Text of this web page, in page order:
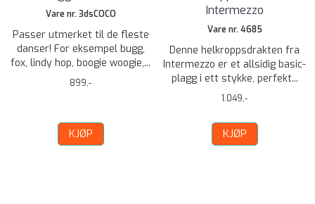
Vare nr. 3dsCOCO
Passer utmerket til de fleste
danser! For eksempel bugg,
fox, lindy hop, boogie woogie,...
899,-
KJØP
Intermezzo
Vare nr. 4685
Denne helkroppsdrakten fra
Intermezzo er et allsidig basic-
plagg i ett stykke, perfekt...
1.049,-
KJØP